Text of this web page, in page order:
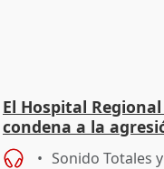
El Hospital
condena a la
Urgencias
Sonido Totales